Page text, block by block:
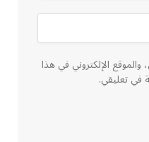
الإلكتروني في هذا
في تعليقي.